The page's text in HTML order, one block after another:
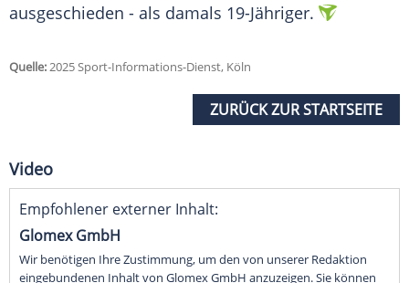
ausgeschieden - als damals 19-Jähriger.
Quelle:2025 Sport-Informations-Dienst, Köln
ZURÜCK ZUR STARTSEITE
Video
Empfohlener externer Inhalt:
Glomex GmbH
Wir benötigen Ihre Zustimmung, um den von unserer Redaktion
eingebundenen Inhalt von Glomex GmbH anzuzeigen. Sie können